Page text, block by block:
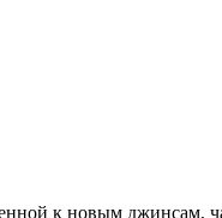
к новым джинсам,